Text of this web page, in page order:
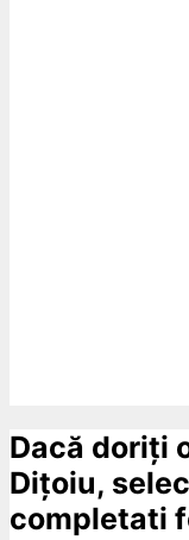
Dacă doriți
Dițoiu,
completati